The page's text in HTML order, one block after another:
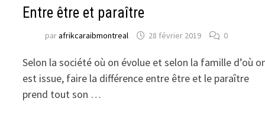
Entre être et paraître
parafrikcaraibmontreal 28 février 2019 0
Selon la société où on évolue et selon la famille d’où
est issue, faire la différence entre être et le paraître
prend tout son …